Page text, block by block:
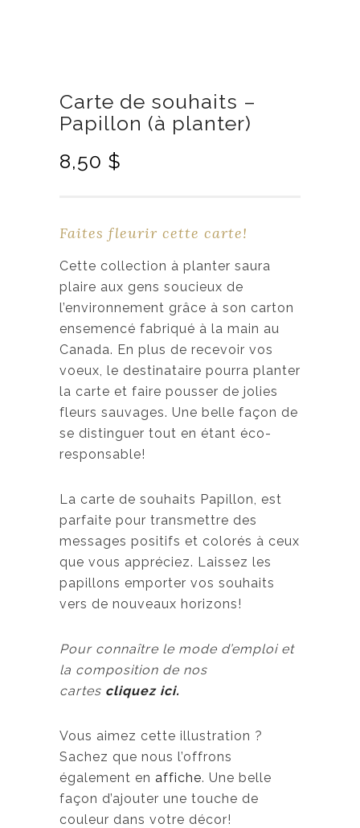
Carte de souhaits –
Papillon (à planter)
8,50 $
Faites fleurir cette carte!
Cette collection à planter saura
plaire aux gens soucieux de
l’environnement grâce à son carton
ensemencé fabriqué à la main au
Canada. En plus de recevoir vos
voeux, le destinataire pourra planter
la carte et faire pousser de jolies
fleurs sauvages. Une belle façon de
se distinguer tout en étant éco-
responsable!
La carte de souhaits Papillon, est
parfaite pour transmettre des
messages positifs et colorés à ceux
que vous appréciez. Laissez les
papillons emporter vos souhaits
vers de nouveaux horizons!
Pour connaître le mode d’emploi et
la composition de nos
cartes cliquez ici.
Vous aimez cette illustration ?
Sachez que nous l’offrons
également en affiche. Une belle
façon d’ajouter une touche de
couleur dans votre décor!